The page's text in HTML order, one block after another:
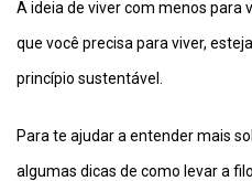
A ideia de viver com menos para
que você precisa para viver,
princípio sustentável.
Para te ajudar a entender mais
algumas dicas de como levar a